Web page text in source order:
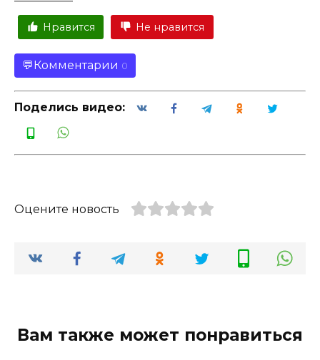
Нравится Не нравится
Комментарии 0
Поделись видео:
Оцените новость
Вам также может понравиться